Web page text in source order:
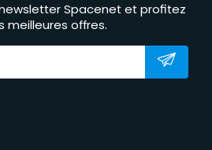
Spacenet et profitez
meilleures offres.